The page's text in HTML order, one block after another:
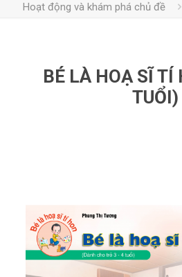
Hoạt động và khám phá chủ đề
BÉ LÀ HOẠ SĨ TÍ
TUỔI)